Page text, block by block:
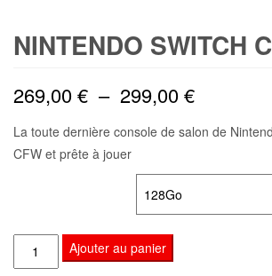
NINTENDO SWITCH
269,00€ – 299,00€Plage
de
La toute dernière console de salon de
CFW et prête à jouer
quantité
de
Ajouter au panier